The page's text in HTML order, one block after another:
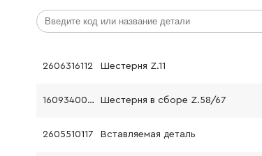
2606316112 Шестерня Z.11
1609340007 Шестерня в сборе Z.58/67
2605510117 Вставляемая деталь